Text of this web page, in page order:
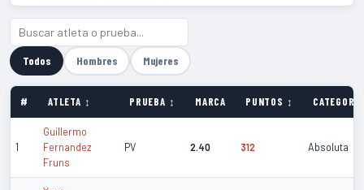
Todos Hombres Mujeres
# ATLETA ↕ PRUEBA ↕ MARCA PUNTOS ↕
1
Guillermo
Fernandez
Fruns
PV 2.40 312 Absoluta